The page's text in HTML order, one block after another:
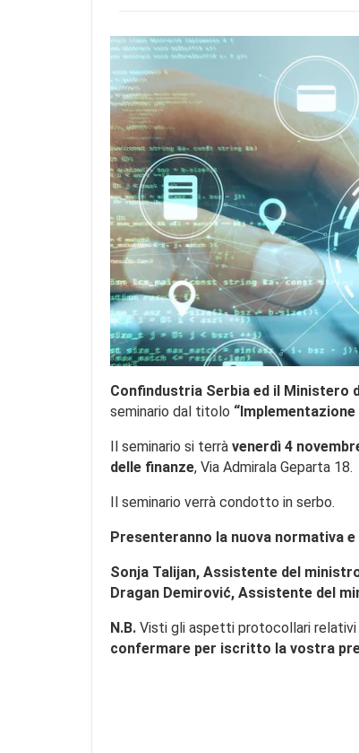
Confindustria Serbia ed il Ministero
seminario dal titolo
Il seminario si terrà venerdì 4
delle finanze, Via Admirala Geparta 18.
Il seminario verrà condotto in serbo.
Presenteranno la nuova normativa
Sonja Talijan, Assistente del
Dragan Demirović, Assistente del
N.B. Visti gli aspetti protocollari relativi
confermare per iscritto la vostra